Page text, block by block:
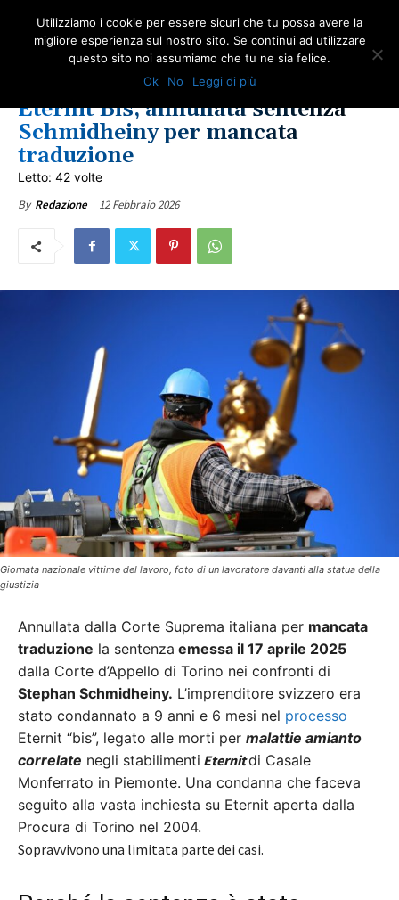
AMIANTO E SOCIETÀ
NOTIZIE DAL WEB SALUTE
Eternit Bis, annullata sentenza
Schmidheiny per mancata
traduzione
Letto: 42 volte
By Redazione 12 Febbraio 2026
Giornata nazionale vittime del lavoro, foto di un lavoratore davanti alla statua della
giustizia
Annullata dalla Corte Suprema italiana per mancata
traduzione la sentenza emessa il 17 aprile 2025
dalla Corte d’Appello di Torino nei confronti di
Stephan Schmidheiny. L’imprenditore svizzero era
stato condannato a 9 anni e 6 mesi nel processo
Eternit “bis”, legato alle morti per malattie amianto
correlate negli stabilimenti Eternitdi Casale
Monferrato in Piemonte. Una condanna che faceva
seguito alla vasta inchiesta su Eternit aperta dalla
Procura di Torino nel 2004.
Sopravvivono una limitata parte dei casi.
Utilizziamo i cookie per essere sicuri che tu possa avere la
migliore esperienza sul nostro sito. Se continui ad utilizzare
questo sito noi assumiamo che tu ne sia felice.
Ok
No Leggi di più